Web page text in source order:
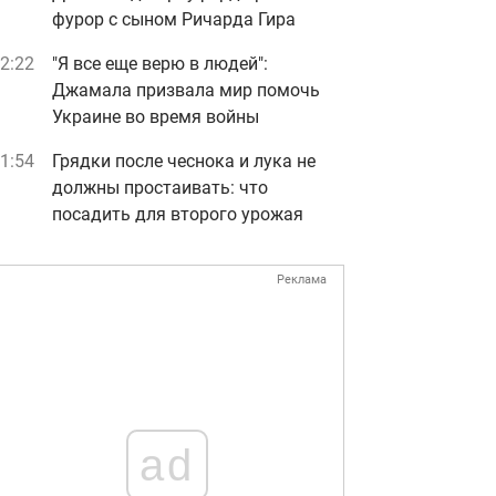
фурор с сыном Ричарда Гира
"Я все еще верю в людей":
Джамала призвала мир помочь
Украине во время войны
Грядки после чеснока и лука не
должны простаивать: что
посадить для второго урожая
Реклама
ad